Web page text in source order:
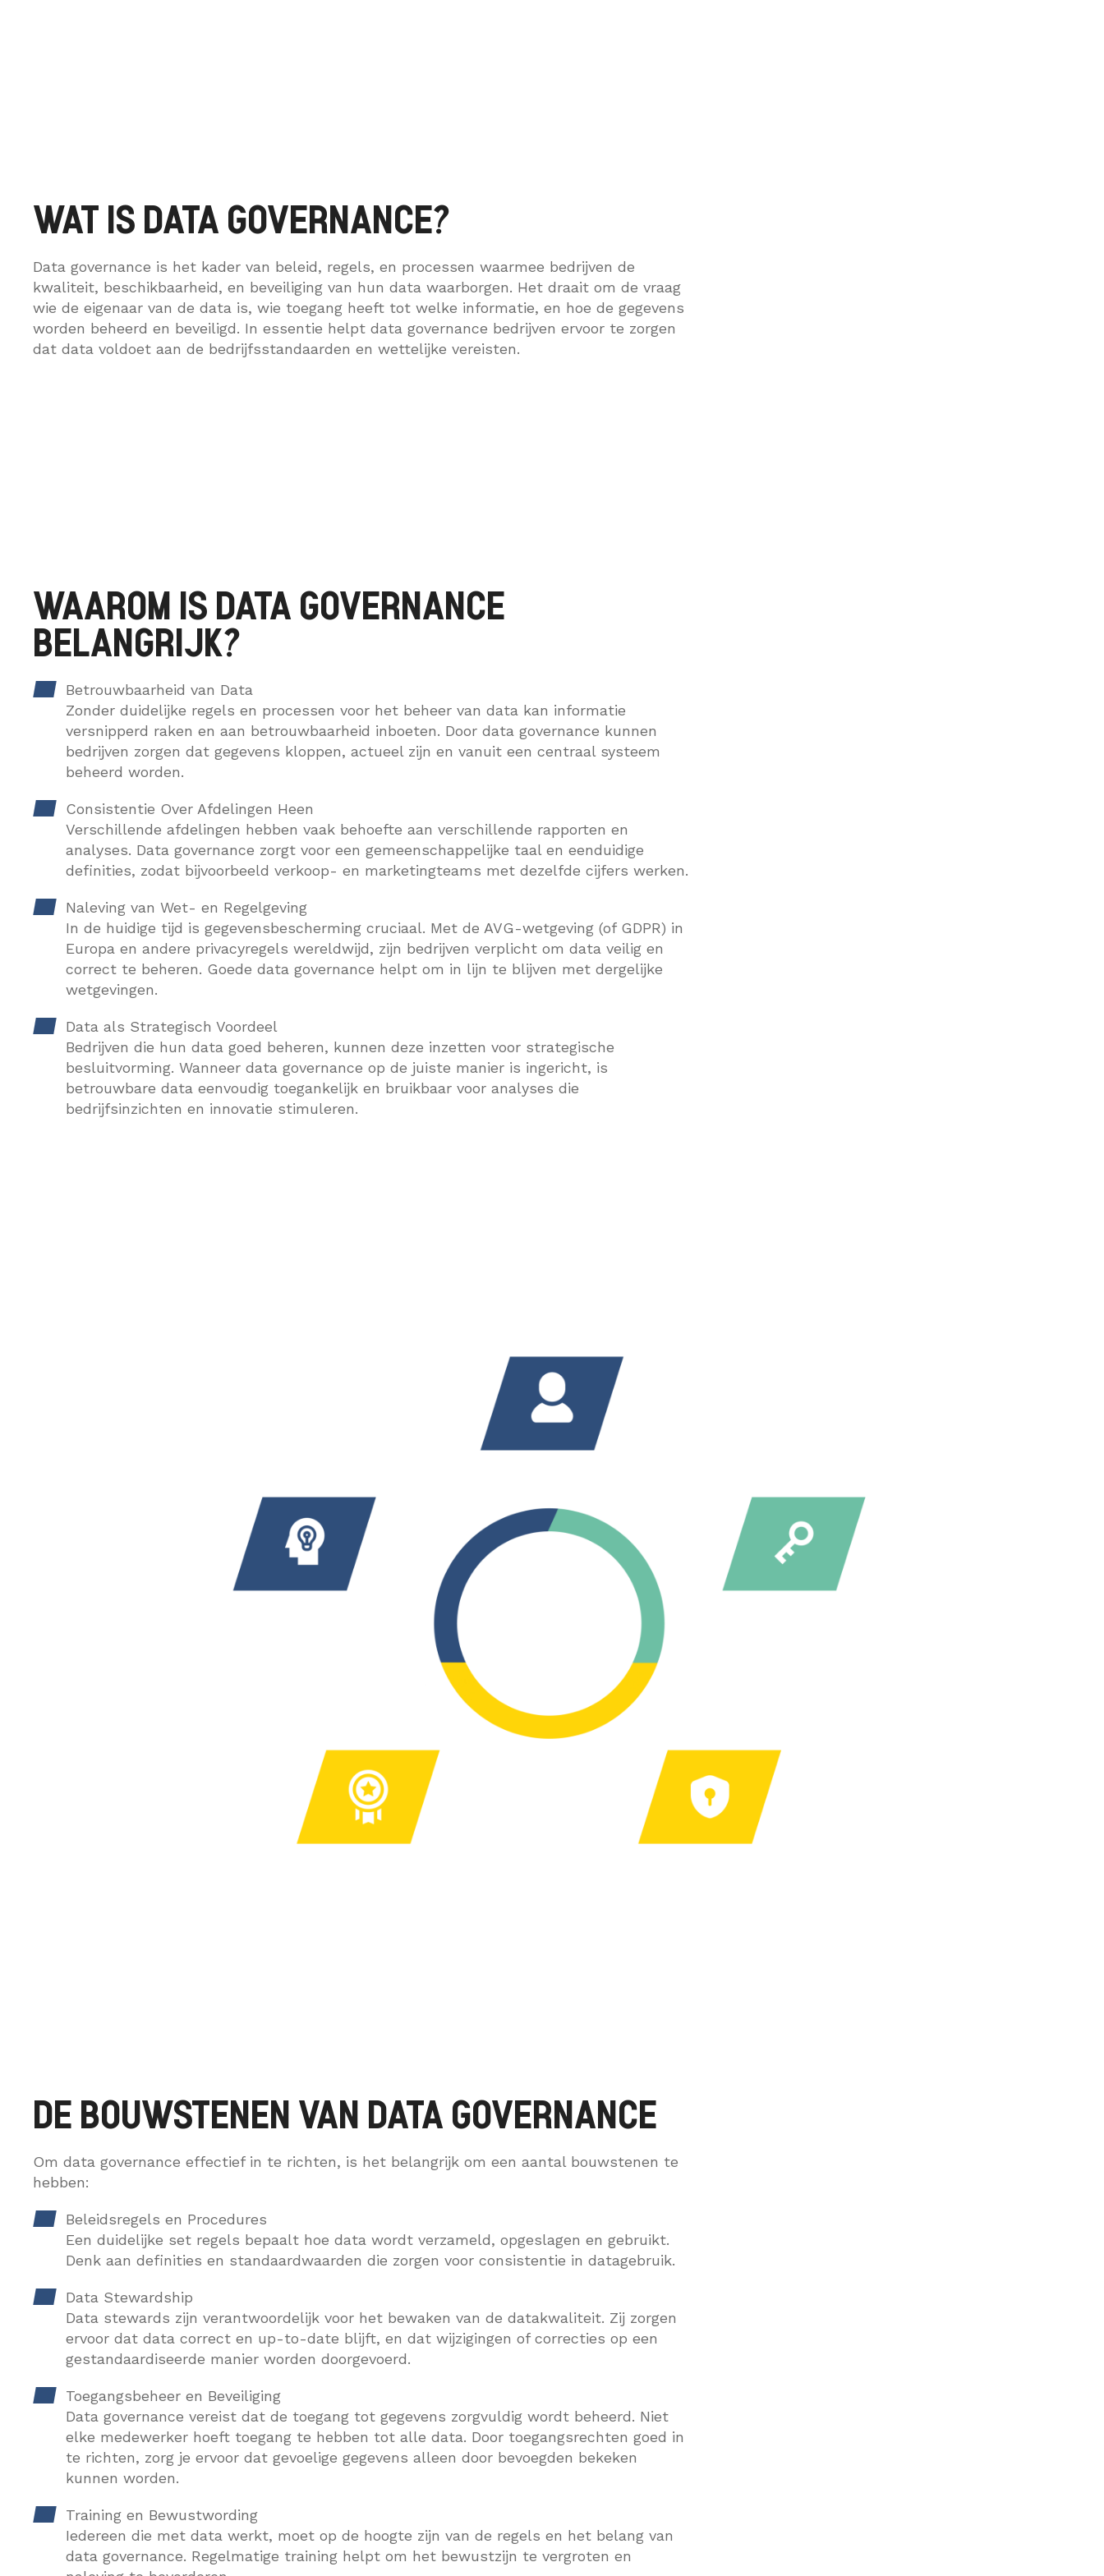
WAT IS DATA GOVERNANCE?
Data governance is het kader van beleid, regels, en processen waarmee bedrijven de
kwaliteit, beschikbaarheid, en beveiliging van hun data waarborgen. Het draait om de vraag
wie de eigenaar van de data is, wie toegang heeft tot welke informatie, en hoe de gegevens
worden beheerd en beveiligd. In essentie helpt data governance bedrijven ervoor te zorgen
dat data voldoet aan de bedrijfsstandaarden en wettelijke vereisten.
WAAROM IS DATA GOVERNANCE
BELANGRIJK?
Betrouwbaarheid van Data
Zonder duidelijke regels en processen voor het beheer van data kan informatie
versnipperd raken en aan betrouwbaarheid inboeten. Door data governance kunnen
bedrijven zorgen dat gegevens kloppen, actueel zijn en vanuit een centraal systeem
beheerd worden.
Consistentie Over Afdelingen Heen
Verschillende afdelingen hebben vaak behoefte aan verschillende rapporten en
analyses. Data governance zorgt voor een gemeenschappelijke taal en eenduidige
definities, zodat bijvoorbeeld verkoop- en marketingteams met dezelfde cijfers werken.
Naleving van Wet- en Regelgeving
In de huidige tijd is gegevensbescherming cruciaal. Met de AVG-wetgeving (of GDPR) in
Europa en andere privacyregels wereldwijd, zijn bedrijven verplicht om data veilig en
correct te beheren. Goede data governance helpt om in lijn te blijven met dergelijke
wetgevingen.
Data als Strategisch Voordeel
Bedrijven die hun data goed beheren, kunnen deze inzetten voor strategische
besluitvorming. Wanneer data governance op de juiste manier is ingericht, is
betrouwbare data eenvoudig toegankelijk en bruikbaar voor analyses die
bedrijfsinzichten en innovatie stimuleren.
DE BOUWSTENEN VAN DATA GOVERNANCE
Om data governance effectief in te richten, is het belangrijk om een aantal bouwstenen te
hebben:
Beleidsregels en Procedures
Een duidelijke set regels bepaalt hoe data wordt verzameld, opgeslagen en gebruikt.
Denk aan definities en standaardwaarden die zorgen voor consistentie in datagebruik.
Data Stewardship
Data stewards zijn verantwoordelijk voor het bewaken van de datakwaliteit. Zij zorgen
ervoor dat data correct en up-to-date blijft, en dat wijzigingen of correcties op een
gestandaardiseerde manier worden doorgevoerd.
Toegangsbeheer en Beveiliging
Data governance vereist dat de toegang tot gegevens zorgvuldig wordt beheerd. Niet
elke medewerker hoeft toegang te hebben tot alle data. Door toegangsrechten goed in
te richten, zorg je ervoor dat gevoelige gegevens alleen door bevoegden bekeken
kunnen worden.
Training en Bewustwording
Iedereen die met data werkt, moet op de hoogte zijn van de regels en het belang van
data governance. Regelmatige training helpt om het bewustzijn te vergroten en